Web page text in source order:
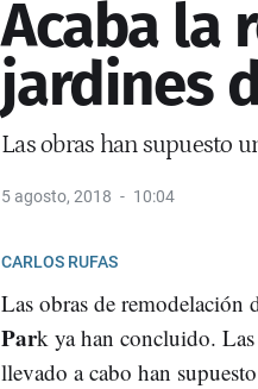
Acaba la
jardines
Las obras han supuesto
5 agosto, 2018 10:04
CARLOS RUFAS
Las obras de remodelación
Park ya han concluido. Las
llevado a cabo han